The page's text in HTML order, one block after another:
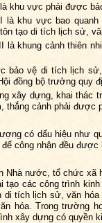
khu vực phải được
là khu vực bao
tạo di tích lịch sử,
là khung cảnh thiên
bảo vệ di tích lịch
đồng bộ trưởng quy
xây dựng, khai thác
thắng cảnh phải được
có dấu hiệu như
công nhận đều được
Nhà nước, tổ chức xã
tạo các công trình
di tích lịch sử, văn
hóa. Trong trường
xây dựng có quyền